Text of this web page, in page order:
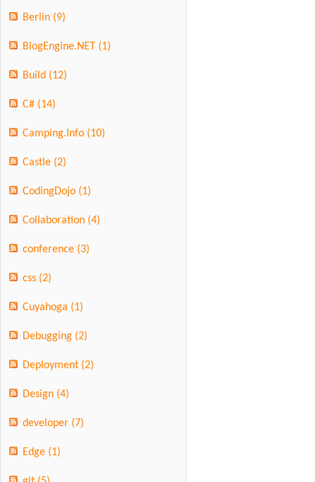
Berlin (9)
BlogEngine.NET (1)
Build (12)
C# (14)
Camping.Info (10)
Castle (2)
CodingDojo (1)
Collaboration (4)
conference (3)
css (2)
Cuyahoga (1)
Debugging (2)
Deployment (2)
Design (4)
developer (7)
Edge (1)